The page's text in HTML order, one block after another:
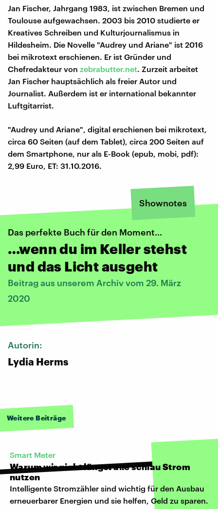
Jan Fischer, Jahrgang 1983, ist zwischen Bremen und
Toulouse aufgewachsen. 2003 bis 2010 studierte er
Kreatives Schreiben und Kulturjournalismus in
Hildesheim. Die Novelle "Audrey und Ariane" ist 2016
bei mikrotext erschienen. Er ist Gründer und
Chefredakteur von zebrabutter.net. Zurzeit arbeitet
Jan Fischer hauptsächlich als freier Autor und
Journalist. Außerdem ist er international bekannter
Luftgitarrist.
"Audrey und Ariane", digital erschienen bei mikrotext,
circa 60 Seiten (auf dem Tablet), circa 200 Seiten auf
dem Smartphone, nur als E-Book (epub, mobi, pdf):
2,99 Euro, ET: 31.10.2016.
Shownotes
Das perfekte Buch für den Moment...
…wenn du im Keller stehst
und das Licht ausgeht
Beitrag aus unserem Archiv vom 29. März
2020
Autorin:
Lydia Herms
Weitere Beiträge
Smart Meter
Warum wir nicht längst alle schlau Strom
nutzen
Intelligente Stromzähler sind wichtig für den Ausbau
erneuerbarer Energien und sie helfen, Geld zu sparen.